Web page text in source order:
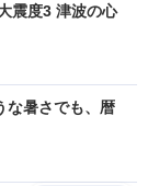
震度3 津波の心
暑さでも、暦